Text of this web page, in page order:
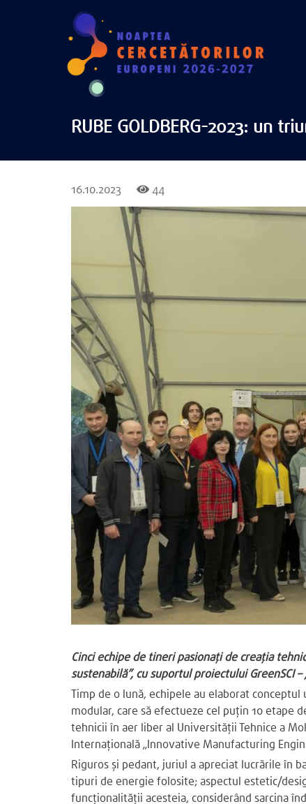
RUBE GOLDBERG-2023: un
16.10.2023 44
Cinci echipe de tineri pasionați de creația
sustenabilă”, cu suportul proiectului GreenSCI
Timp de o lună, echipele au elaborat
modular, care să efectueze cel puțin 10 etape
tehnicii în aer liber al Universității Tehnice a
Internațională „Innovative Manufacturing
Riguros și pedant, juriul a apreciat lucrările în
tipuri de energie folosite; aspectul estetic/
funcționalității acesteia, considerând sarcina